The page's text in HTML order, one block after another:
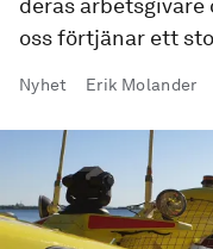
deras arbetsgivare
oss förtjänar ett
Nyhet Erik Molander